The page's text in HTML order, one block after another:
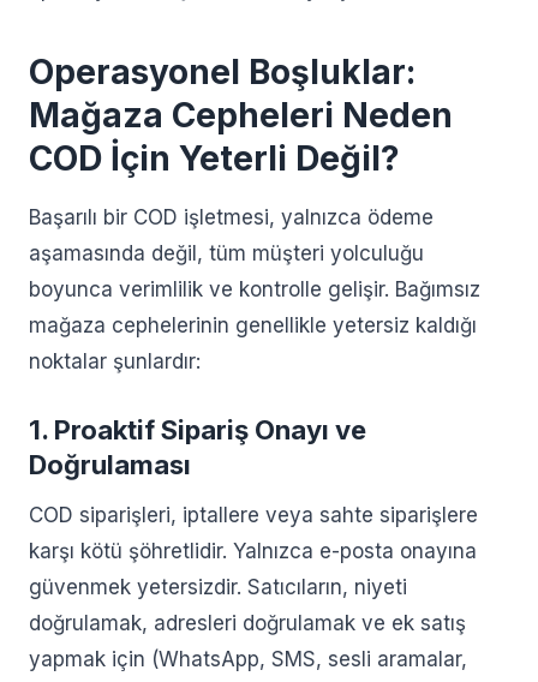
Operasyonel Boşluklar:
Mağaza Cepheleri Neden
COD İçin Yeterli Değil?
Başarılı bir COD işletmesi, yalnızca ödeme
aşamasında değil, tüm müşteri yolculuğu
boyunca verimlilik ve kontrolle gelişir. Bağımsız
mağaza cephelerinin genellikle yetersiz kaldığı
noktalar şunlardır:
1. Proaktif Sipariş Onayı ve
Doğrulaması
COD siparişleri, iptallere veya sahte siparişlere
karşı kötü şöhretlidir. Yalnızca e-posta onayına
güvenmek yetersizdir. Satıcıların, niyeti
doğrulamak, adresleri doğrulamak ve ek satış
yapmak için (WhatsApp, SMS, sesli aramalar,